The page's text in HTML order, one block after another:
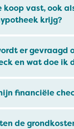
koop vast, ook
krijg?
er gevraagd
en wat doe ik
financiële
de